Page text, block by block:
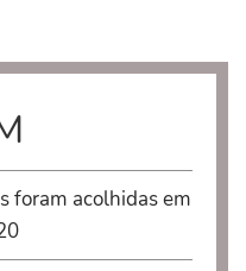
foram acolhidas em